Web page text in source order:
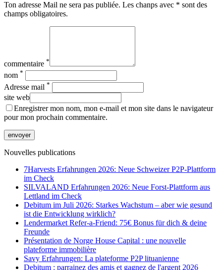
Ton adresse Mail ne sera pas publiée. Les chanps avec * sont des
champs obligatoires.
commentaire *
nom *
Adresse mail *
site web
Enregistrer mon nom, mon e-mail et mon site dans le navigateur
pour mon prochain commentaire.
Nouvelles publications
7Harvests Erfahrungen 2026: Neue Schweizer P2P-Plattform
im Check
SILVALAND Erfahrungen 2026: Neue Forst-Plattform aus
Lettland im Check
Debitum im Juli 2026: Starkes Wachstum – aber wie gesund
ist die Entwicklung wirklich?
Lendermarket Refer-a-Friend: 75€ Bonus für dich & deine
Freunde
Présentation de Norge House Capital : une nouvelle
plateforme immobilière
Savy Erfahrungen: La plateforme P2P lituanienne
Debitum : parrainez des amis et gagnez de l'argent 2026